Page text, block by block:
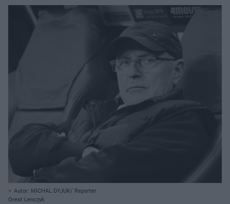
Autor: MICHAL DYJUK/ Reporter
Orest Lenczyk